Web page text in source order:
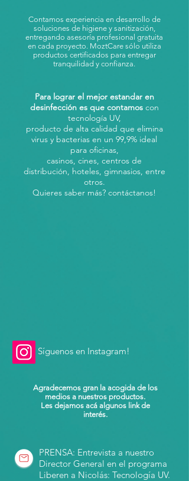
Contamos experiencia en desarrollo de
soluciones de higiene y sanitización,
entregando asesoría profesional gratuita
en cada proyecto. MoztCare sólo utiliza
productos certificados para entregar
tranquilidad y confianza.
Para lograr el mejor estandar en
desinfección es que contamos con
tecnología UV,
producto de alta calidad que elimina
virus y bacterias en un 99,9% ideal
para oficinas,
casinos, cines, centros de
distribución, hoteles, gimnasios, entre
otros.
Quieres saber más? contáctanos!
Síguenos en Instagram!
Agradecemos gran la acogida de los
medios a nuestros productos.
Les dejamos acá algunos link de
interés.
PRENSA: Entrevista a nuestro
Director General en el programa
Liberen a Nicolás: Tecnología UV.